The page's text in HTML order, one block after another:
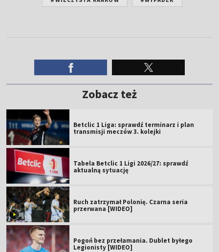
Zobacz też
Betclic 1 Liga: sprawdź terminarz i plan
transmisji meczów 3. kolejki
Tabela Betclic 1 Ligi 2026/27: sprawdź
aktualną sytuację
Ruch zatrzymał Polonię. Czarna seria
przerwana [WIDEO]
Pogoń bez przełamania. Dublet byłego
Legionisty [WIDEO]